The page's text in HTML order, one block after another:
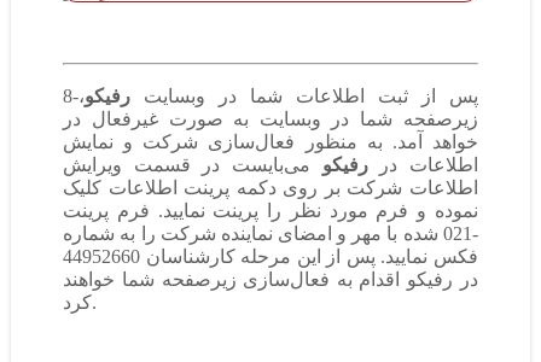
8-پس از ثبت اطلاعات شما در وبسایت رفیکو،
زیرصفحه شما در وبسایت به صورت غیرفعال در
خواهد آمد. به منظور فعال‌سازی شرکت و نمایش
اطلاعات دررفیکو می‌بایست در قسمت ویرایش
اطلاعات شرکت بر روی دکمه پرینت اطلاعات کلیک
نموده و فرم مورد نظر را پرینت نمایید. فرم پرینت
‎021-
44952660
در رفیکو اقدام به فعال‌سازی زیرصفحه شما خواهند
کرد.